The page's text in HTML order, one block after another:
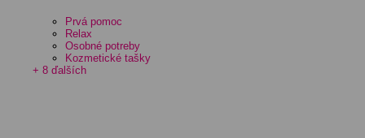
Prvá pomoc
Relax
Osobné potreby
Kozmetické tašky
+ 8 ďalších